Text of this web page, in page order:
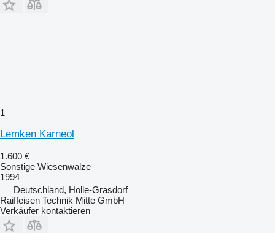
1
Lemken Karneol
1.600 €
Sonstige Wiesenwalze
1994
Deutschland, Holle-Grasdorf
Raiffeisen Technik Mitte GmbH
Verkäufer kontaktieren